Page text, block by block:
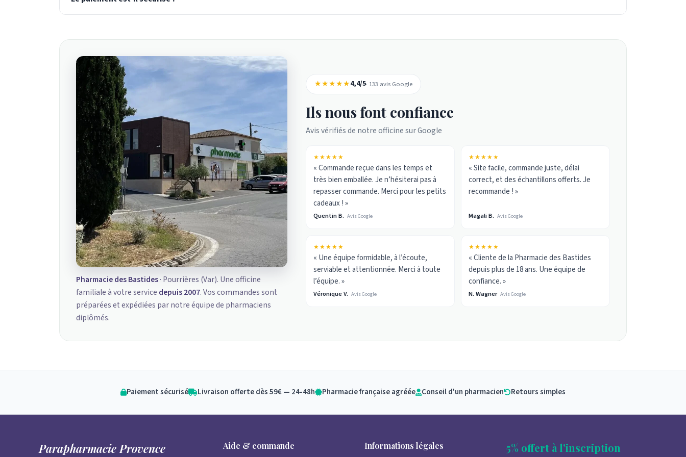
Pharmacie des Bastides· Pourrières (Var). Une officine
familiale à votre service depuis 2007. Vos commandes sont
préparées et expédiées par notre équipe de pharmaciens
diplômés.
★★★★★4,4/5· 133 avis Google
Ils nous font confiance
Avis vérifiés de notre officine sur Google
★★★★★
« Commande reçue dans les temps et
très bien emballée. Je n’hésiterai pas à
repasser commande. Merci pour les petits
cadeaux ! »
Quentin B. Avis Google
★★★★★
« Site facile, commande juste, délai
correct, et des échantillons offerts. Je
recommande ! »
Magali B. Avis Google
★★★★★
« Une équipe formidable, à l’écoute,
serviable et attentionnée. Merci à toute
l’équipe. »
Véronique V. Avis Google
★★★★★
« Cliente de la Pharmacie des Bastides
depuis plus de 18 ans. Une équipe de
confiance. »
N. Wagner Avis Google
Paiement sécurisé Livraison offerte dès 59€ — 24-48h Pharmacie française agréée Conseil d'un pharmacien Retours simples
Parapharmacie Provence Aide & commande Informations légales 5% offert à l'inscription